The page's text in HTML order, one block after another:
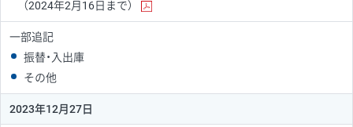
（2024年2月16日まで）
一部追記
振替・入出庫
その他
2023年12月27日